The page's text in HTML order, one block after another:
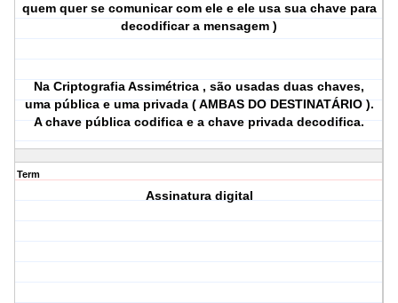
quem quer se comunicar com ele e ele usa sua chave para
decodificar a mensagem )
Na Criptografia Assimétrica , são usadas duas chaves,
uma pública e uma privada ( AMBAS DO DESTINATÁRIO ).
A chave pública codifica e a chave privada decodifica.
Term
Assinatura digital